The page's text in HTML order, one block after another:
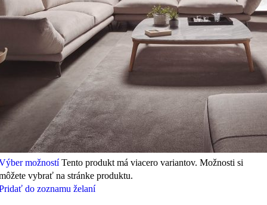
možností Tento produkt má viacero variantov. Možnosti si
vybrať na stránke produktu.
do zoznamu želaní